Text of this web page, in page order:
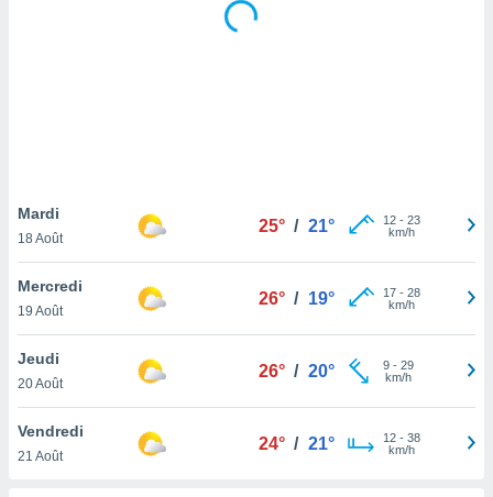
que
la
et que
ne
Mardi
18 Août
25° / 21° 12- 23
km/h
Mercredi
19 Août
26° / 19° 17- 28
km/h
Jeudi
20 Août
26° / 20° 9- 29
km/h
Vendredi
21 Août
24° / 21° 12- 38
km/h